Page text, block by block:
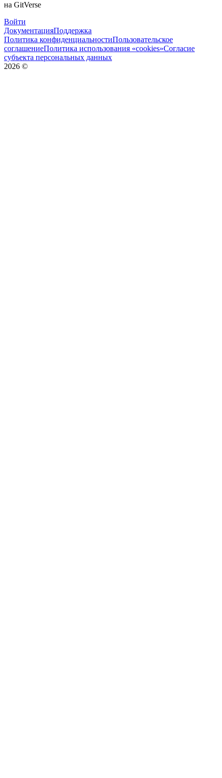
на GitVerse
Войти
ДокументацияПоддержка
Политика конфиденциальностиПользовательское
соглашениеПолитика использования «cookies»Согласие
субъекта персональных данных
2026 ©